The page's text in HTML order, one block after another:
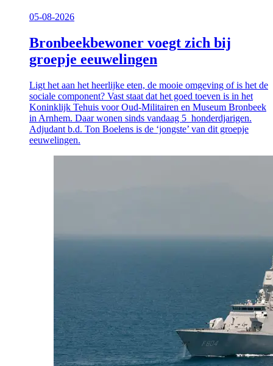
05-08-2026
Bronbeekbewoner voegt zich bij
groepje eeuwelingen
Ligt het aan het heerlijke eten, de mooie omgeving of is het de
sociale component? Vast staat dat het goed toeven is in het
Koninklijk Tehuis voor Oud-Militairen en Museum Bronbeek
in Arnhem. Daar wonen sinds vandaag 5 honderdjarigen.
Adjudant b.d. Ton Boelens is de ‘jongste’ van dit groepje
eeuwelingen.